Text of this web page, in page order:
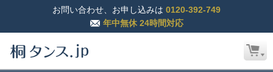
お問い合わせ、お申し込みは 0120-392-749
年中無休 24時間対応